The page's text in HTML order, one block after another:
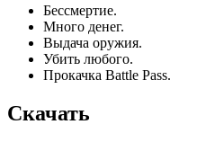
Бессмертие.
Много денег.
Выдача оружия.
Убить любого.
Прокачка Battle Pass.
Скачать